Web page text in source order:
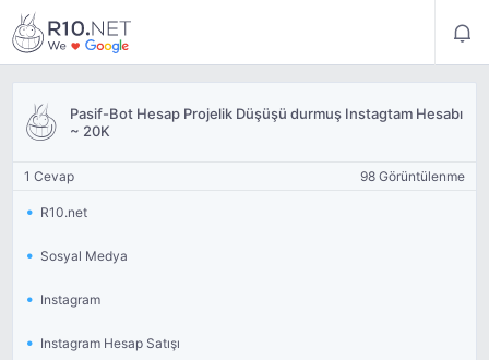
Pasif-Bot Hesap Projelik Düşüşü durmuş Instagtam Hesabı
~ 20K
1 Cevap 98 Görüntülenme
R10.net
Sosyal Medya
Instagram
Instagram Hesap Satışı